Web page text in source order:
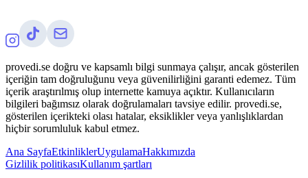
provedi.se doğru ve kapsamlı bilgi sunmaya çalışır, ancak gösterilen
içeriğin tam doğruluğunu veya güvenilirliğini garanti edemez. Tüm
içerik araştırılmış olup internette kamuya açıktır. Kullanıcıların
bilgileri bağımsız olarak doğrulamaları tavsiye edilir. provedi.se,
gösterilen içerikteki olası hatalar, eksiklikler veya yanlışlıklardan
hiçbir sorumluluk kabul etmez.
Ana SayfaEtkinliklerUygulamaHakkımızda
Gizlilik politikasıKullanım şartları